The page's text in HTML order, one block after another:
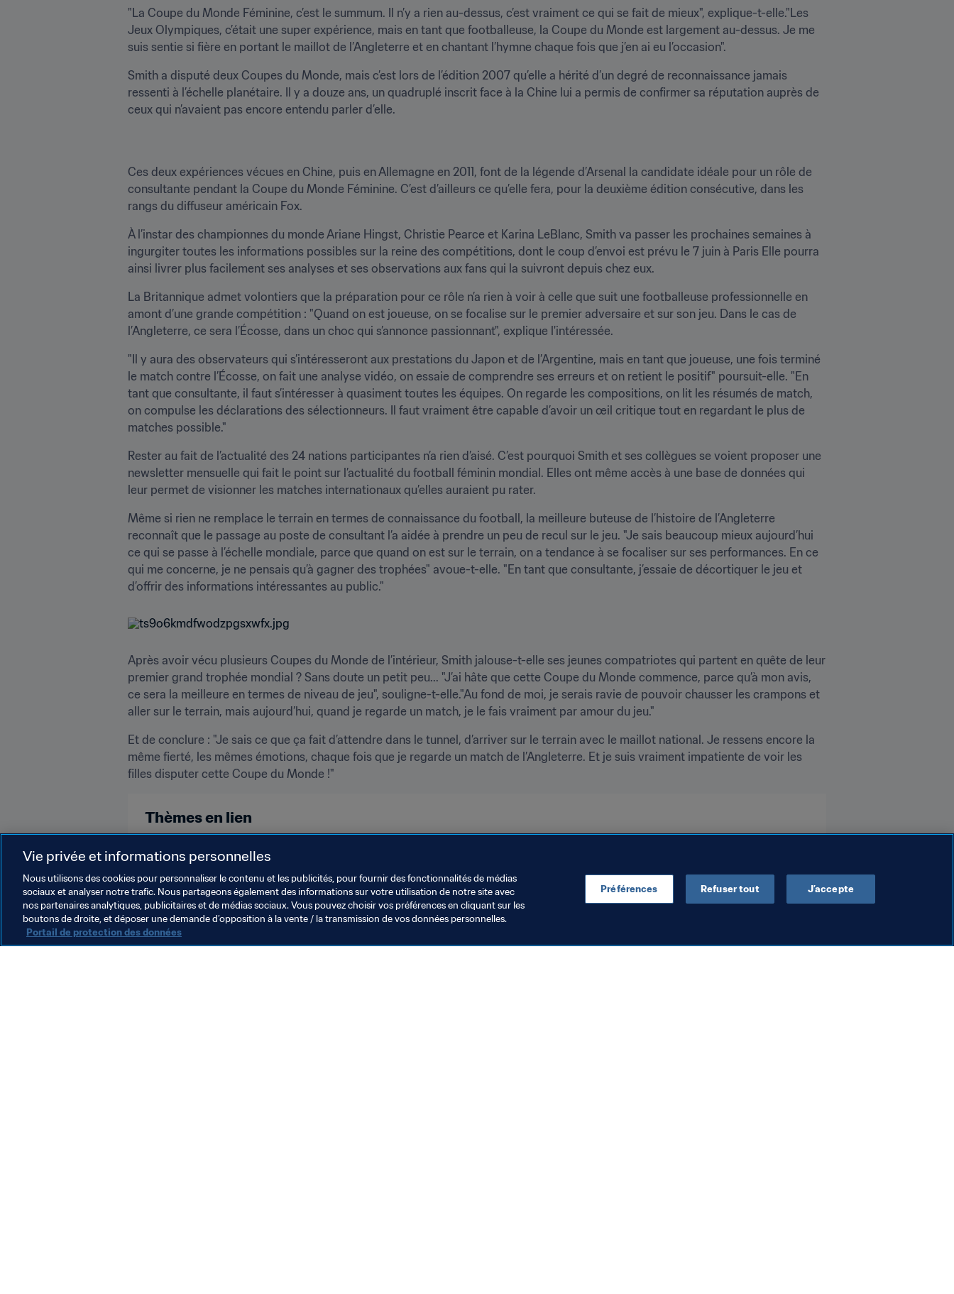
"La Coupe du Monde Féminine, c’est le summum. Il n’y a rien au-dessus, c’est vraiment ce qui se fait de mieux", explique-t-elle."Les
Jeux Olympiques, c’était une super expérience, mais en tant que footballeuse, la Coupe du Monde est largement au-dessus. Je me
suis sentie si fière en portant le maillot de l’Angleterre et en chantant l’hymne chaque fois que j’en ai eu l’occasion".
Smith a disputé deux Coupes du Monde, mais c’est lors de l’édition 2007 qu’elle a hérité d’un degré de reconnaissance jamais
ressenti à l’échelle planétaire. Il y a douze ans, un quadruplé inscrit face à la Chine lui a permis de confirmer sa réputation auprès de
ceux qui n’avaient pas encore entendu parler d’elle.
Ces deux expériences vécues en Chine, puis en Allemagne en 2011, font de la légende d’Arsenal la candidate idéale pour un rôle de
consultante pendant la Coupe du Monde Féminine. C’est d’ailleurs ce qu’elle fera, pour la deuxième édition consécutive, dans les
rangs du diffuseur américain Fox.
À l’instar des championnes du monde Ariane Hingst, Christie Pearce et Karina LeBlanc, Smith va passer les prochaines semaines à
ingurgiter toutes les informations possibles sur la reine des compétitions, dont le coup d’envoi est prévu le 7 juin à Paris Elle pourra
ainsi livrer plus facilement ses analyses et ses observations aux fans qui la suivront depuis chez eux.
La Britannique admet volontiers que la préparation pour ce rôle n’a rien à voir à celle que suit une footballeuse professionnelle en
amont d’une grande compétition : "Quand on est joueuse, on se focalise sur le premier adversaire et sur son jeu. Dans le cas de
l’Angleterre, ce sera l’Écosse, dans un choc qui s’annonce passionnant", explique l'intéressée.
"Il y aura des observateurs qui s’intéresseront aux prestations du Japon et de l’Argentine, mais en tant que joueuse, une fois terminé
le match contre l’Écosse, on fait une analyse vidéo, on essaie de comprendre ses erreurs et on retient le positif" poursuit-elle. "En
tant que consultante, il faut s’intéresser à quasiment toutes les équipes. On regarde les compositions, on lit les résumés de match,
on compulse les déclarations des sélectionneurs. Il faut vraiment être capable d’avoir un œil critique tout en regardant le plus de
matches possible."
Rester au fait de l’actualité des 24 nations participantes n’a rien d’aisé. C’est pourquoi Smith et ses collègues se voient proposer une
newsletter mensuelle qui fait le point sur l’actualité du football féminin mondial. Elles ont même accès à une base de données qui
leur permet de visionner les matches internationaux qu’elles auraient pu rater.
Même si rien ne remplace le terrain en termes de connaissance du football, la meilleure buteuse de l’histoire de l’Angleterre
reconnaît que le passage au poste de consultant l’a aidée à prendre un peu de recul sur le jeu. "Je sais beaucoup mieux aujourd’hui
ce qui se passe à l’échelle mondiale, parce que quand on est sur le terrain, on a tendance à se focaliser sur ses performances. En ce
qui me concerne, je ne pensais qu’à gagner des trophées" avoue-t-elle. "En tant que consultante, j’essaie de décortiquer le jeu et
d’offrir des informations intéressantes au public."
Après avoir vécu plusieurs Coupes du Monde de l’intérieur, Smith jalouse-t-elle ses jeunes compatriotes qui partent en quête de leur
premier grand trophée mondial ? Sans doute un petit peu... "J’ai hâte que cette Coupe du Monde commence, parce qu’à mon avis,
ce sera la meilleure en termes de niveau de jeu", souligne-t-elle."Au fond de moi, je serais ravie de pouvoir chausser les crampons et
aller sur le terrain, mais aujourd’hui, quand je regarde un match, je le fais vraiment par amour du jeu."
Et de conclure : "Je sais ce que ça fait d’attendre dans le tunnel, d’arriver sur le terrain avec le maillot national. Je ressens encore la
même fierté, les mêmes émotions, chaque fois que je regarde un match de l’Angleterre. Et je suis vraiment impatiente de voir les
filles disputer cette Coupe du Monde !"
Thèmes en lien
England
Vie privée et informations personnelles
Nous utilisons des cookies pour personnaliser le contenu et les publicités, pour fournir des fonctionnalités de médias
sociaux et analyser notre trafic. Nous partageons également des informations sur votre utilisation de notre site avec
nos partenaires analytiques, publicitaires et de médias sociaux. Vous pouvez choisir vos préférences en cliquant sur les
boutons de droite, et déposer une demande d’opposition à la vente / la transmission de vos données personnelles.
Portail de protection des données
Préférences Refuser tout J’accepte